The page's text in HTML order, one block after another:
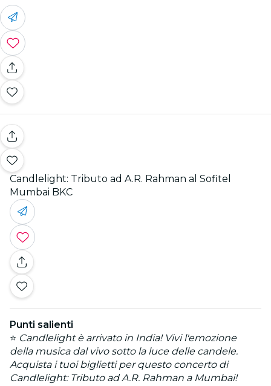
Candlelight: Tributo ad A.R. Rahman al Sofitel
Mumbai BKC
Punti salienti
⭐ Candlelight è arrivato in India! Vivi l'emozione
della musica dal vivo sotto la luce delle candele.
Acquista i tuoi biglietti per questo concerto di
Candlelight: Tributo ad A.R. Rahman a Mumbai!